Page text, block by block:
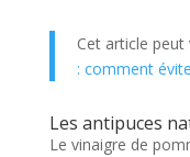
Cet article peut
: comment
Les antipuces
Le vinaigre de